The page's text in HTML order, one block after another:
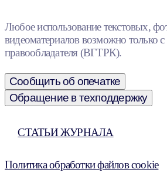
Любое использование текстовых,
видеоматериалов возможно только с
правообладателя (ВГТРК).
Сообщить об опечатке
Обращение в техподдержку
СТАТЬИ ЖУРНАЛА
Политика обработки файлов cookie